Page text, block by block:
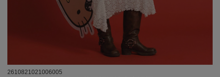
2610821021006005